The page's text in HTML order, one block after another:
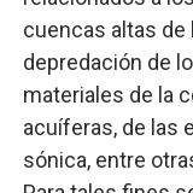
cuencas altas de
depredación de
materiales de la
acuíferas, de las
sónica, entre